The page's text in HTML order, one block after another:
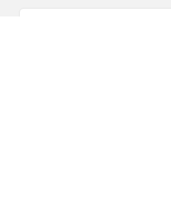
Ange din e-postadress